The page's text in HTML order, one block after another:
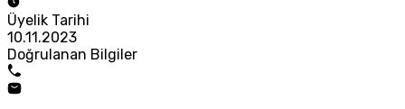
Üyelik Tarihi
10.11.2023
Doğrulanan Bilgiler